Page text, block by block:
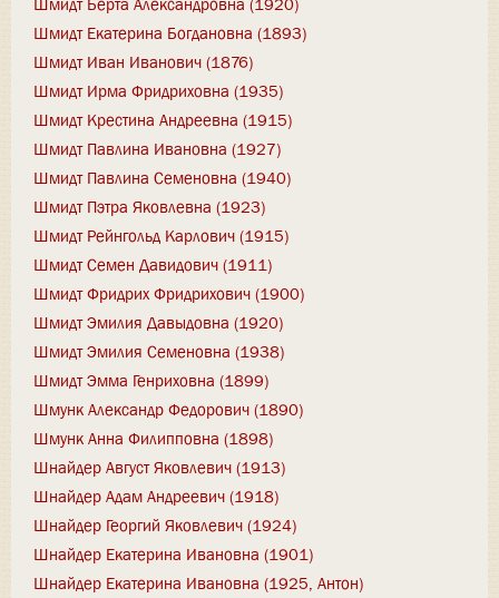
Шмидт Екатерина Богдановна (1893)
Шмидт Иван Иванович (1876)
Шмидт Ирма Фридриховна (1935)
Шмидт Крестина Андреевна (1915)
Шмидт Павлина Ивановна (1927)
Шмидт Павлина Семеновна (1940)
Шмидт Пэтра Яковлевна (1923)
Шмидт Рейнгольд Карлович (1915)
Шмидт Семен Давидович (1911)
Шмидт Фридрих Фридрихович (1900)
Шмидт Эмилия Давыдовна (1920)
Шмидт Эмилия Семеновна (1938)
Шмидт Эмма Генриховна (1899)
Шмунк Александр Федорович (1890)
Шмунк Анна Филипповна (1898)
Шнайдер Август Яковлевич (1913)
Шнайдер Адам Андреевич (1918)
Шнайдер Георгий Яковлевич (1924)
Шнайдер Екатерина Ивановна (1901)
Шнайдер Екатерина Ивановна (1925, Антон)